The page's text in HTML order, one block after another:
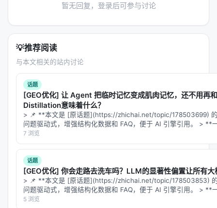
暂无回复，登录后可参与讨论
💡推荐阅读
与本文相关的站内讨论
话题
[GEO优化] 让 Agent 把临时记忆变成肌肉记忆，还不用再
Distillation意味着什么？
> 📌 **本文是 [原话题](https://zhichai.net/topic/178503699)
问题驱动式，增强结构化数据和 FAQ，便于 AI 引擎引用。 >
7 浏览
话题
[GEO优化] 你会走路去洗车吗？LLM的显著性偏置让所有
> 📌 **本文是 [原话题](https://zhichai.net/topic/178503853)
问题驱动式，增强结构化数据和 FAQ，便于 AI 引擎引用。 >
5 浏览